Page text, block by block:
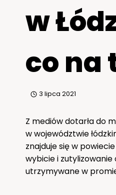
w
co na
3 lipca 2021
Z mediów dotarła do
w województwie
znajduje się w
wybicie i zutylizowanie
utrzymywane w